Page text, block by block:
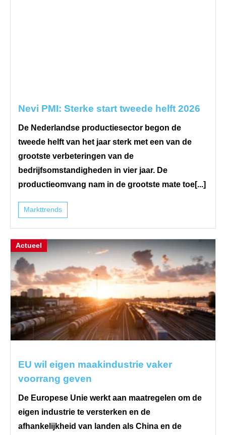
Nevi PMI: Sterke start tweede helft 2026
De Nederlandse productiesector begon de
tweede helft van het jaar sterk met een van de
grootste verbeteringen van de
bedrijfsomstandigheden in vier jaar. De
productieomvang nam in de grootste mate toe[...]
Markttrends
Actueel
EU wil eigen maakindustrie vaker
voorrang geven
De Europese Unie werkt aan maatregelen om de
eigen industrie te versterken en de
afhankelijkheid van landen als China en de